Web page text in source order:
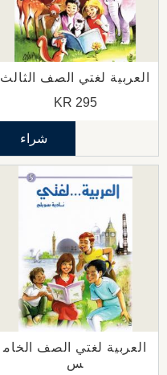
العربية لغتي الصف الثالث
295
شراء
العربية لغتي الصف الخام
س